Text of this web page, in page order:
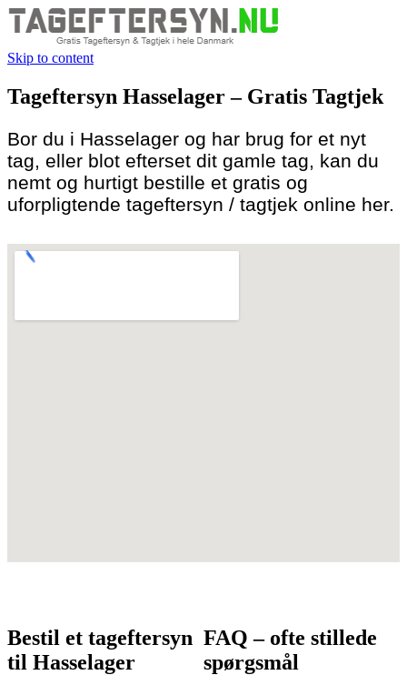
Skip to content
Tageftersyn Hasselager – Gratis Tagtjek
Bor du i Hasselager og har brug for et nyt
tag, eller blot efterset dit gamle tag, kan du
nemt og hurtigt bestille et gratis og
uforpligtende tageftersyn / tagtjek online her.
Bestil et tageftersyn
til Hasselager
FAQ – ofte stillede
spørgsmål